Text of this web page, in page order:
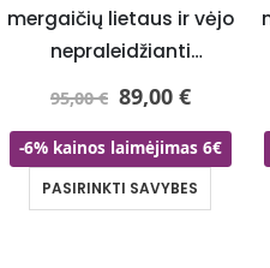
mergaičių lietaus ir vėjo
nepraleidžianti
pavasario-rudens
striukė 40 gr su
apšiltinimu –
NAUJIENOS!
95,00€ 89,00 €
-6% kainos laimėjimas 6€
PASIRINKTI SAVYBES